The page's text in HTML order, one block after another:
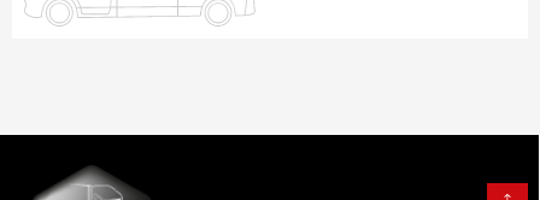
Retour